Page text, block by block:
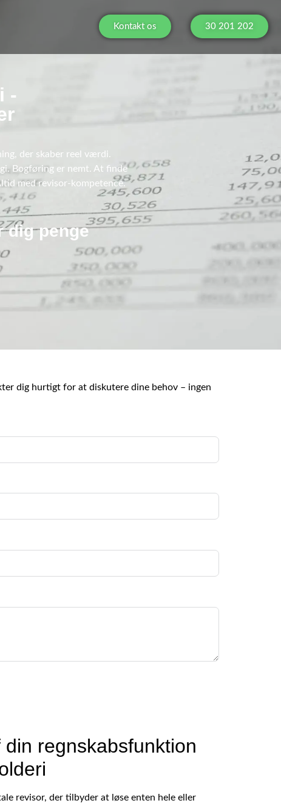
Kontakt os 30 201 202
-
der skaber reel værdi.
Bogføring er nemt. At finde
med revisor-kompetence.
dig penge
dig hurtigt for at diskutere dine behov – ingen
regnskabsfunktion
revisor, der tilbyder at løse enten hele eller